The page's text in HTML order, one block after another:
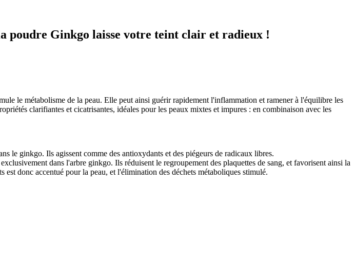
poudre Ginkgo laisse votre teint clair et radieux !
le métabolisme de la peau. Elle peut ainsi guérir rapidement l'inflammation et ramener à l'équilibre les
clarifiantes et cicatrisantes, idéales pour les peaux mixtes et impures : en combinaison avec les
le ginkgo. Ils agissent comme des antioxydants et des piégeurs de radicaux libres.
dans l'arbre ginkgo. Ils réduisent le regroupement des plaquettes de sang, et favorisent ainsi la
donc accentué pour la peau, et l'élimination des déchets métaboliques stimulé.